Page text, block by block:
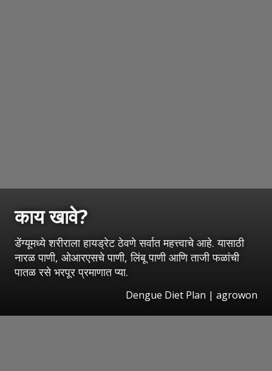
काय खावे?
डेंग्यूमध्ये शरीराला हायड्रेट ठेवणे सर्वात महत्त्वाचे आहे. यासाठी
नारळ पाणी, ओआरएसचे पाणी, लिंबू पाणी आणि ताजी फळांची
पातळ रसे भरपूर प्रमाणात प्या.
Dengue Diet Plan | agrowon